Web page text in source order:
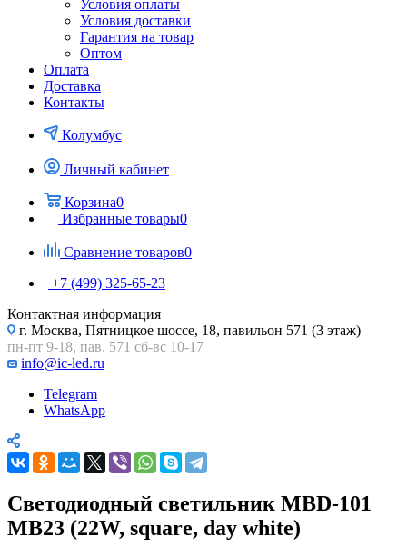
Условия оплаты
Условия доставки
Гарантия на товар
Оптом
Оплата
Доставка
Контакты
Колумбус
Личный кабинет
Корзина0
Избранные товары0
Сравнение товаров0
+7 (499) 325-65-23
Контактная информация
г. Москва, Пятницкое шоссе, 18, павильон 571 (3 этаж)
пн-пт 9-18, пав. 571 сб-вс 10-17
info@ic-led.ru
Telegram
WhatsApp
Светодиодный светильник MBD-101
MB23 (22W, square, day white)